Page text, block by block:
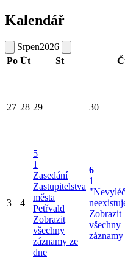
Kalendář
Srpen2026
Po Út St
27 28 29 30
3 4
5
1
Zasedání
Zastupitelstva
města
Petřvald
Zobrazit
všechny
záznamy ze
dne
6
1
Zobrazit
všechny